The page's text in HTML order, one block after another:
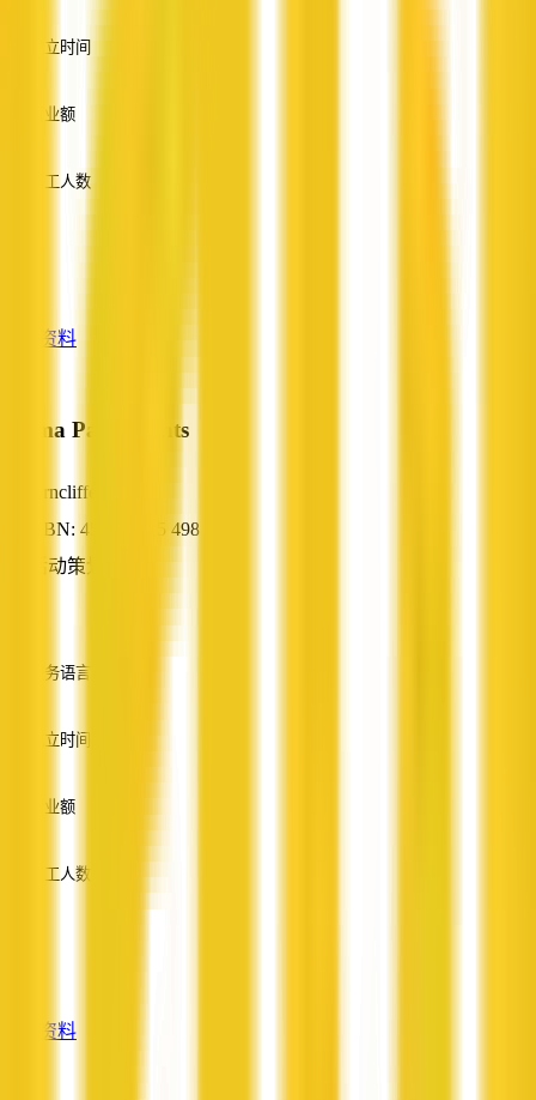
成立时间
营业额
员工人数
查看资料
Emma Pace Events
Arncliffe, NSW
ABN: 45 199 415 498
活动策划
服务语言
成立时间
营业额
员工人数
查看资料